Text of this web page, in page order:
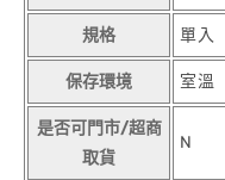
規格 單入
保存環境 室溫
是否可門市/超商
取貨
N